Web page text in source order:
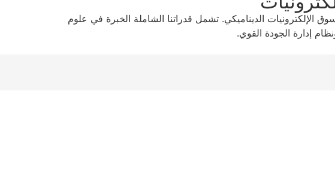
الإلكترونيات الديناميكي. تشمل قدراتنا الشاملة الخبرة في علوم
إدارة الجودة القوي.